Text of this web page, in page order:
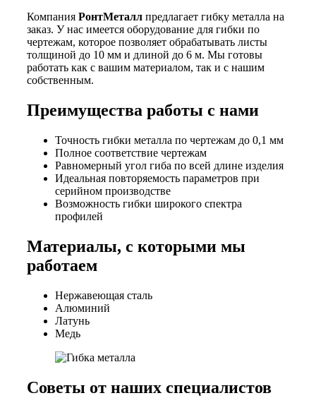
Компания РонтМеталл предлагает гибку металла на
заказ. У нас имеется оборудование для гибки по
чертежам, которое позволяет обрабатывать листы
толщиной до 10 мм и длиной до 6 м. Мы готовы
работать как с вашим материалом, так и с нашим
собственным.
Преимущества работы с нами
Точность гибки металла по чертежам до 0,1 мм
Полное соответствие чертежам
Равномерный угол гиба по всей длине изделия
Идеальная повторяемость параметров при
серийном производстве
Возможность гибки широкого спектра
профилей
Материалы, с которыми мы
работаем
Нержавеющая сталь
Алюминий
Латунь
Медь
Советы от наших специалистов